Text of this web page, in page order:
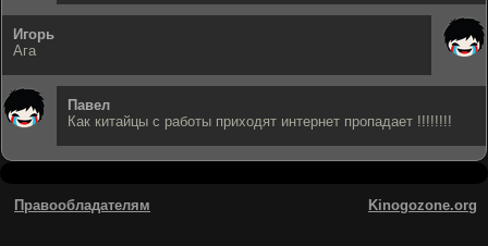
Игорь
Ага
Павел
Как китайцы с работы приходят интернет пропадает !!!!!!!!
Правообладателям Kinogozone.org